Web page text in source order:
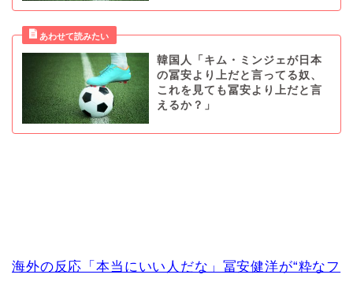
韓国人「キム・ミンジェが日本
の冨安より上だと言ってる奴、
これを見ても冨安より上だと言
えるか？」
海外の反応「本当にいい人だな」冨安健洋が“粋なフ